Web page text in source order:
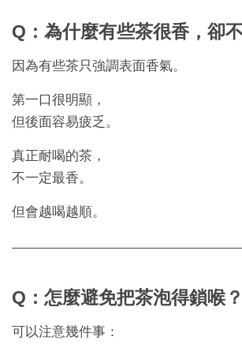
Q：為什麼有些茶很香，卻
因為有些茶只強調表面香氣。
第一口很明顯，
但後面容易疲乏。
真正耐喝的茶，
不一定最香。
但會越喝越順。
Q：怎麼避免把茶泡得鎖喉？
可以注意幾件事：